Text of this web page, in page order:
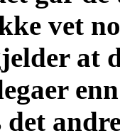
vet
at
det